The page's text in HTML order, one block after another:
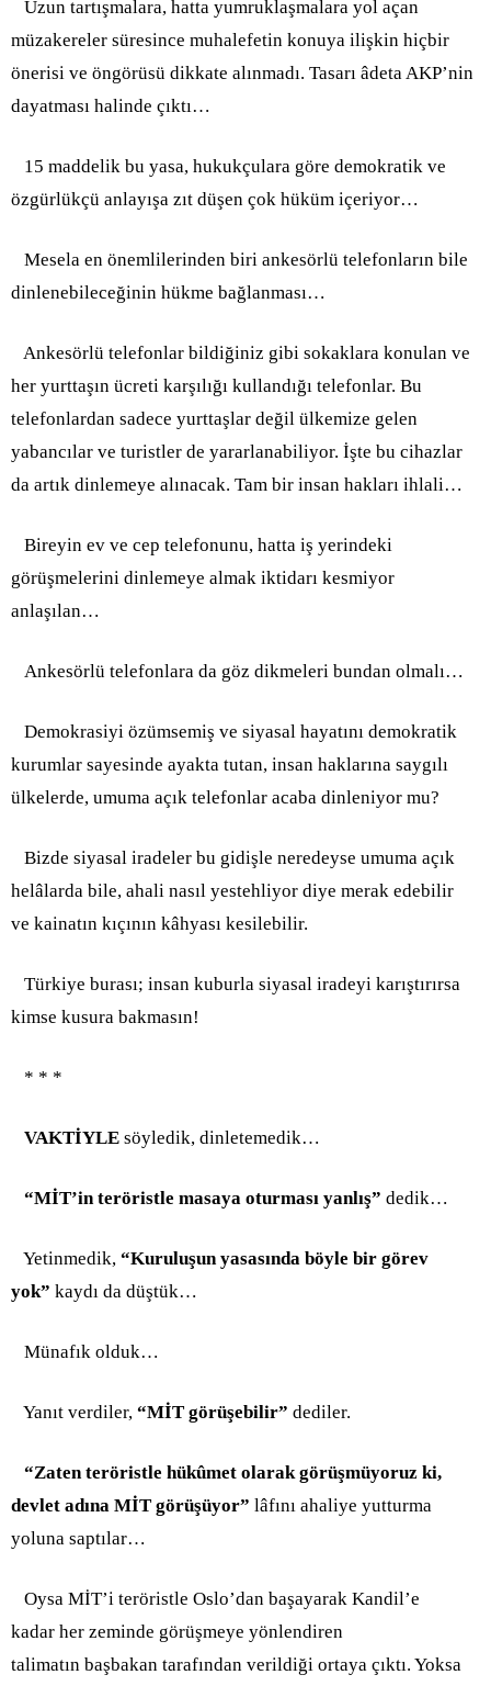
Uzun tartışmalara, hatta yumruklaşmalara yol açan
müzakereler süresince muhalefetin konuya ilişkin hiçbir
önerisi ve öngörüsü dikkate alınmadı. Tasarı âdeta AKP’nin
dayatması halinde çıktı…
15 maddelik bu yasa, hukukçulara göre demokratik ve
özgürlükçü anlayışa zıt düşen çok hüküm içeriyor…
Mesela en önemlilerinden biri ankesörlü telefonların bile
dinlenebileceğinin hükme bağlanması…
Ankesörlü telefonlar bildiğiniz gibi sokaklara konulan ve
her yurttaşın ücreti karşılığı kullandığı telefonlar. Bu
telefonlardan sadece yurttaşlar değil ülkemize gelen
yabancılar ve turistler de yararlanabiliyor. İşte bu cihazlar
da artık dinlemeye alınacak. Tam bir insan hakları ihlali…
Bireyin ev ve cep telefonunu, hatta iş yerindeki
görüşmelerini dinlemeye almak iktidarı kesmiyor
anlaşılan…
Ankesörlü telefonlara da göz dikmeleri bundan olmalı…
Demokrasiyi özümsemiş ve siyasal hayatını demokratik
kurumlar sayesinde ayakta tutan, insan haklarına saygılı
ülkelerde, umuma açık telefonlar acaba dinleniyor mu?
Bizde siyasal iradeler bu gidişle neredeyse umuma açık
helâlarda bile, ahali nasıl yestehliyor diye merak edebilir
ve kainatın kıçının kâhyası kesilebilir.
Türkiye burası; insan kuburla siyasal iradeyi karıştırırsa
kimse kusura bakmasın!
* * *
VAKTİYLE söyledik, dinletemedik…
“MİT’in teröristle masaya oturması yanlış” dedik…
Yetinmedik, “Kuruluşun yasasında böyle bir görev
yok” kaydı da düştük…
Münafık olduk…
Yanıt verdiler, “MİT görüşebilir” dediler.
“Zaten teröristle hükûmet olarak görüşmüyoruz ki,
devlet adına MİT görüşüyor” lâfını ahaliye yutturma
yoluna saptılar…
Oysa MİT’i teröristle Oslo’dan başayarak Kandil’e
kadar her zeminde görüşmeye yönlendiren
talimatın başbakan tarafından verildiği ortaya çıktı. Yoksa